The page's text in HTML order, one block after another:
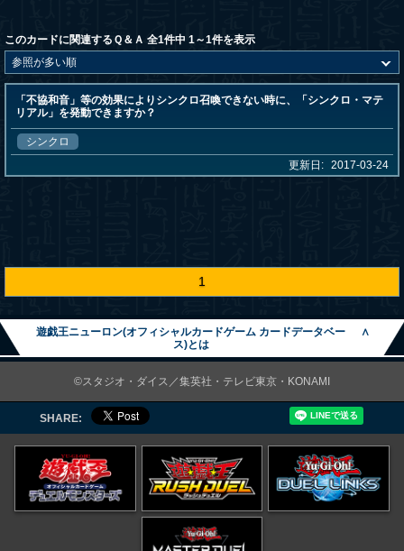
このカードに関連するＱ＆Ａ 全1件中 1～1件を表示
「不協和音」等の効果によりシンクロ召喚できない時に、「シンクロ・マテ
リアル」を発動できますか？
シンクロ
更新日: 2017-03-24
1
遊戯王ニューロン(オフィシャルカードゲーム カードデータベー
ス)とは
∧
©スタジオ・ダイス／集英社・テレビ東京・KONAMI
SHARE: